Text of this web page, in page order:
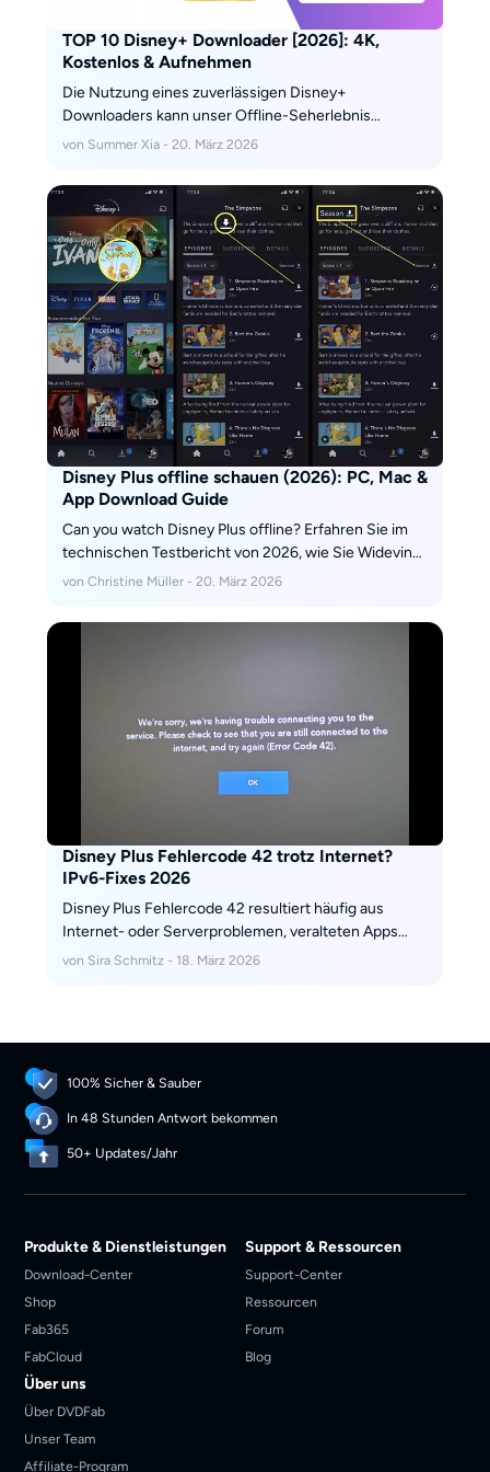
TOP 10 Disney+ Downloader [2026]: 4K,
Kostenlos & Aufnehmen
Die Nutzung eines zuverlässigen Disney+
Downloaders kann unser Offline-Seherlebnis
erheblich verbessern. Doch wie wählt man eine
diesem Artikel stellen wir Ihnen die Ergebnisse
unserer gründlichen Tests von zehn beliebten
Disney+ Downloadern vor. Unser Redaktionsteam hat
die Funktionen und Abläufe der Programme
bewertet, um Ihnen eine wertvolle
Entscheidungshilfe zu bieten.
von Summer Xia - 20. März 2026
Disney Plus offline schauen (2026): PC, Mac &
App Download Guide
Can you watch Disney Plus offline? Erfahren Sie im
technischen Testbericht von 2026, wie Sie Widevine-
DRM-Limits umgehen und Disney Plus-Filme auf
Archivierung herunterladen können.
von Christine Müller - 20. März 2026
Disney Plus Fehlercode 42 trotz Internet?
IPv6-Fixes 2026
Disney Plus Fehlercode 42 resultiert häufig aus
Internet- oder Serverproblemen, veralteten Apps
oder VPN-Einschränkungen. Dieser Leitfaden führt
von Sira Schmitz - 18. März 2026
100% Sicher & Sauber
In 48 Stunden Antwort bekommen
50+ Updates/Jahr
Produkte & Dienstleistungen
Download-Center
Shop
Fab365
FabCloud
Support & Ressourcen
Support-Center
Ressourcen
Forum
Blog
Über uns
Über DVDFab
Unser Team
Affiliate-Program